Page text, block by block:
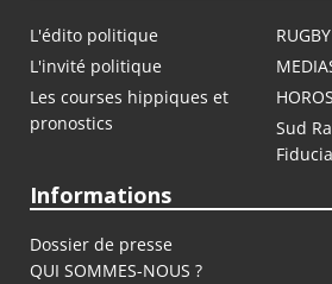
L'édito politique
RUGBY
L'invité politique
Les courses hippiques et
pronostics
Sud
Informations
Dossier de presse
QUI SOMMES-NOUS ?